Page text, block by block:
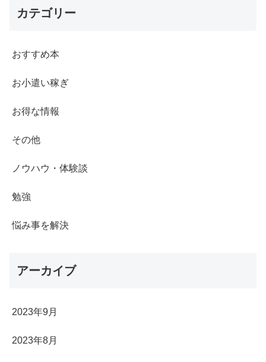
カテゴリー
おすすめ本
お小遣い稼ぎ
お得な情報
その他
ノウハウ・体験談
勉強
悩み事を解決
アーカイブ
2023年9月
2023年8月